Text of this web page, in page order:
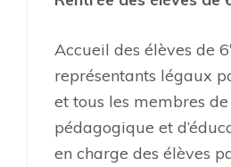
Accueil des élèves de 6
représentants légaux
et tous les membres de
pédagogique et
en charge des élèves